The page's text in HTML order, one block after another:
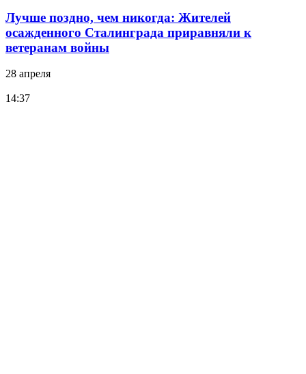
Лучше поздно, чем никогда: Жителей
осажденного Сталинграда приравняли к
ветеранам войны
28 апреля
14:37